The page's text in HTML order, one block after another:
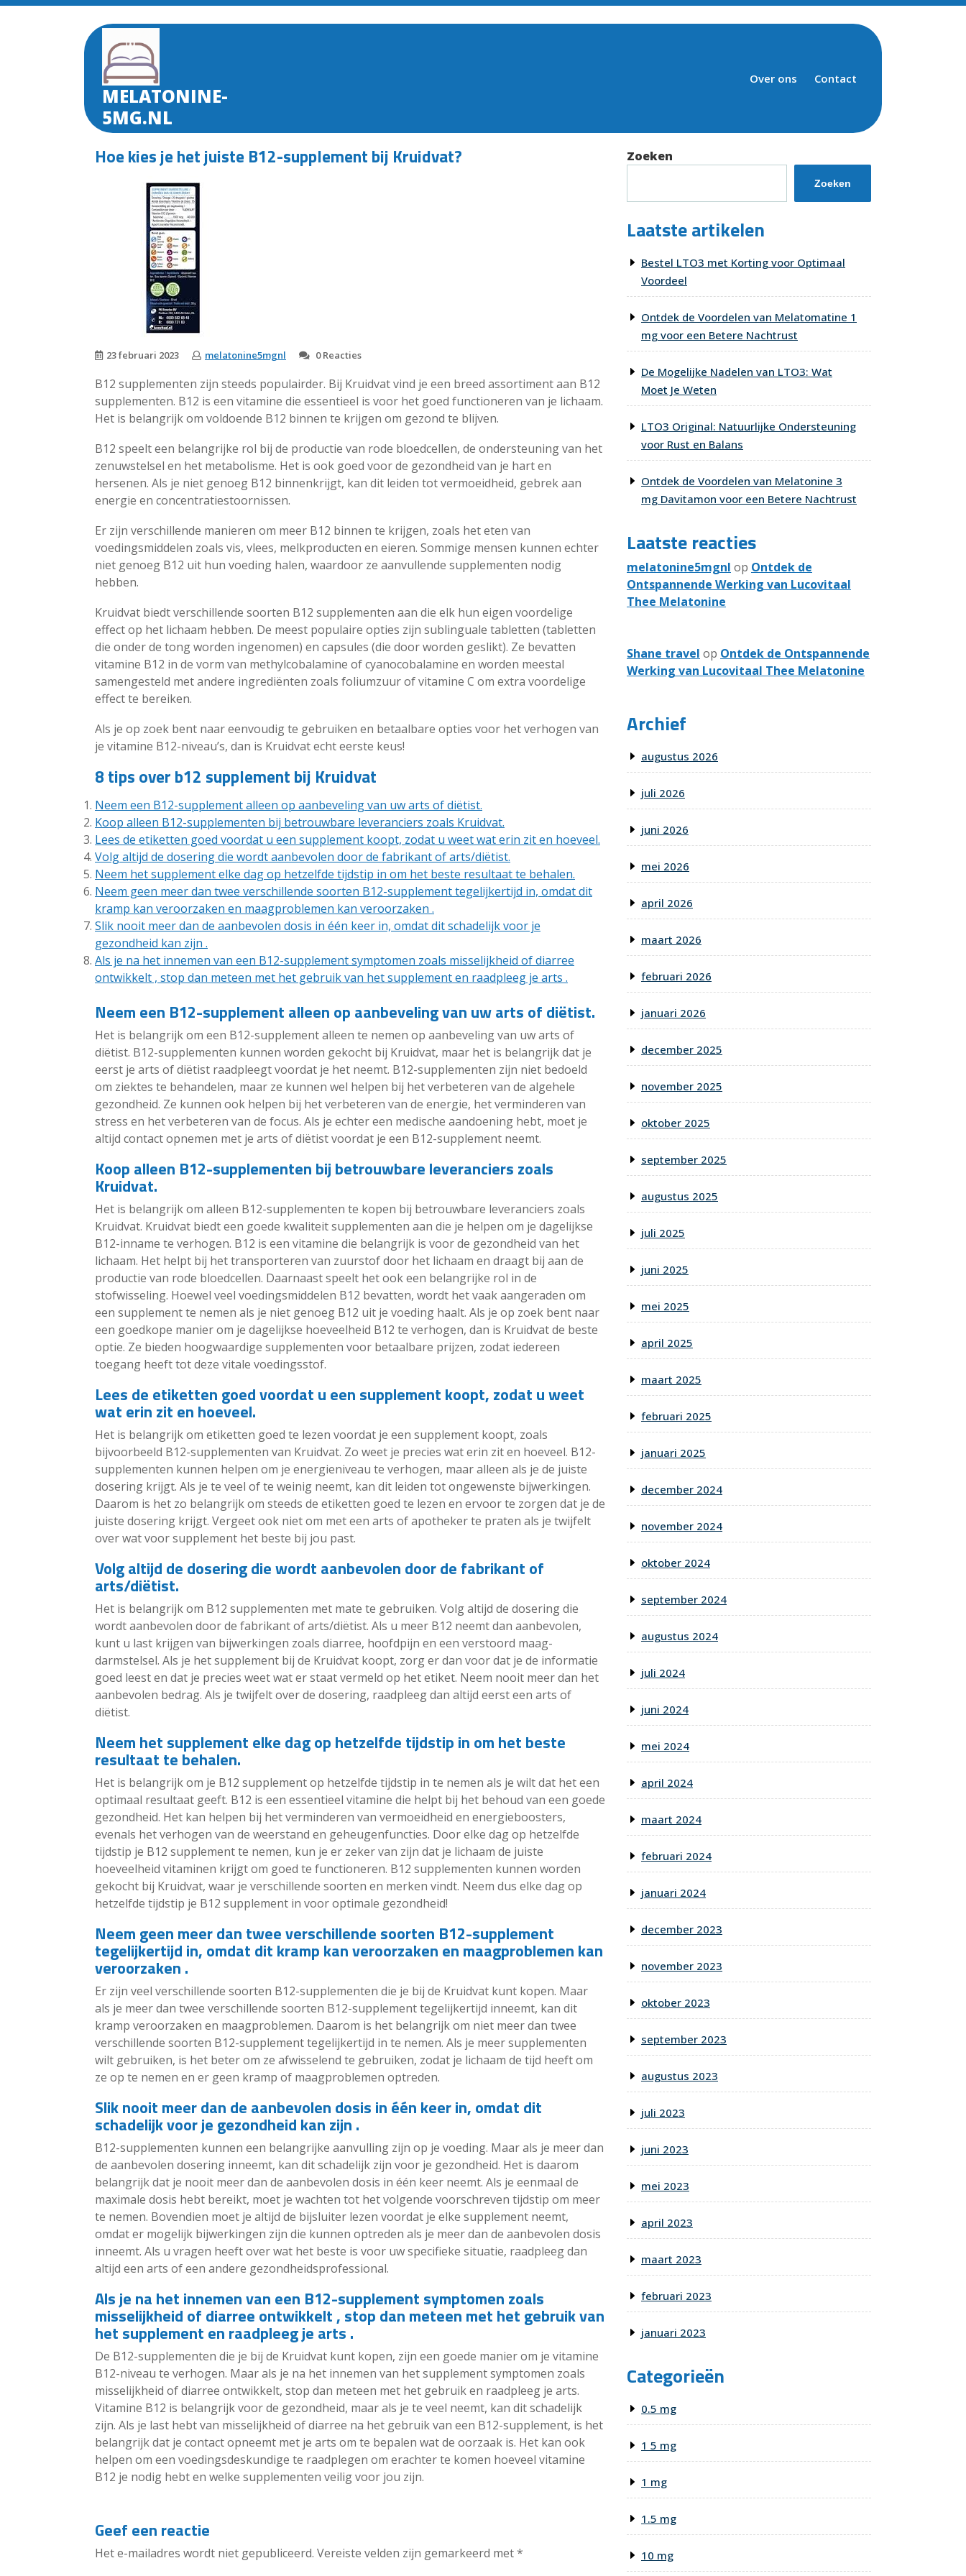
Skip
MELATONINE-
5MG.NL
Over ons Contact
Hoe kies je het juiste B12-supplement bij Kruidvat?
23 februari 2023 melatonine5mgnl 0 Reacties
B12 supplementen zijn steeds populairder. Bij Kruidvat vind je een breed assortiment aan B12
supplementen. B12 is een vitamine die essentieel is voor het goed functioneren van je lichaam.
Het is belangrijk om voldoende B12 binnen te krijgen om gezond te blijven.
B12 speelt een belangrijke rol bij de productie van rode bloedcellen, de ondersteuning van het
zenuwstelsel en het metabolisme. Het is ook goed voor de gezondheid van je hart en
hersenen. Als je niet genoeg B12 binnenkrijgt, kan dit leiden tot vermoeidheid, gebrek aan
energie en concentratiestoornissen.
Er zijn verschillende manieren om meer B12 binnen te krijgen, zoals het eten van
voedingsmiddelen zoals vis, vlees, melkproducten en eieren. Sommige mensen kunnen echter
niet genoeg B12 uit hun voeding halen, waardoor ze aanvullende supplementen nodig
hebben.
Kruidvat biedt verschillende soorten B12 supplementen aan die elk hun eigen voordelige
effect op het lichaam hebben. De meest populaire opties zijn sublinguale tabletten (tabletten
die onder de tong worden ingenomen) en capsules (die door worden geslikt). Ze bevatten
vitamine B12 in de vorm van methylcobalamine of cyanocobalamine en worden meestal
samengesteld met andere ingrediënten zoals foliumzuur of vitamine C om extra voordelige
effect te bereiken.
Als je op zoek bent naar eenvoudig te gebruiken en betaalbare opties voor het verhogen van
je vitamine B12-niveau’s, dan is Kruidvat echt eerste keus!
8 tips over b12 supplement bij Kruidvat
Neem een B12-supplement alleen op aanbeveling van uw arts of diëtist.
Koop alleen B12-supplementen bij betrouwbare leveranciers zoals Kruidvat.
Lees de etiketten goed voordat u een supplement koopt, zodat u weet wat erin zit en hoeveel.
Volg altijd de dosering die wordt aanbevolen door de fabrikant of arts/diëtist.
Neem het supplement elke dag op hetzelfde tijdstip in om het beste resultaat te behalen.
Neem geen meer dan twee verschillende soorten B12-supplement tegelijkertijd in, omdat dit
kramp kan veroorzaken en maagproblemen kan veroorzaken .
Slik nooit meer dan de aanbevolen dosis in één keer in, omdat dit schadelijk voor je
gezondheid kan zijn .
Als je na het innemen van een B12-supplement symptomen zoals misselijkheid of diarree
ontwikkelt , stop dan meteen met het gebruik van het supplement en raadpleeg je arts .
Neem een B12-supplement alleen op aanbeveling van uw arts of diëtist.
Het is belangrijk om een B12-supplement alleen te nemen op aanbeveling van uw arts of
diëtist. B12-supplementen kunnen worden gekocht bij Kruidvat, maar het is belangrijk dat je
eerst je arts of diëtist raadpleegt voordat je het neemt. B12-supplementen zijn niet bedoeld
om ziektes te behandelen, maar ze kunnen wel helpen bij het verbeteren van de algehele
gezondheid. Ze kunnen ook helpen bij het verbeteren van de energie, het verminderen van
stress en het verbeteren van de focus. Als je echter een medische aandoening hebt, moet je
altijd contact opnemen met je arts of diëtist voordat je een B12-supplement neemt.
Koop alleen B12-supplementen bij betrouwbare leveranciers zoals
Kruidvat.
Het is belangrijk om alleen B12-supplementen te kopen bij betrouwbare leveranciers zoals
Kruidvat. Kruidvat biedt een goede kwaliteit supplementen aan die je helpen om je dagelijkse
B12-inname te verhogen. B12 is een vitamine die belangrijk is voor de gezondheid van het
lichaam. Het helpt bij het transporteren van zuurstof door het lichaam en draagt bij aan de
productie van rode bloedcellen. Daarnaast speelt het ook een belangrijke rol in de
stofwisseling. Hoewel veel voedingsmiddelen B12 bevatten, wordt het vaak aangeraden om
een supplement te nemen als je niet genoeg B12 uit je voeding haalt. Als je op zoek bent naar
een goedkope manier om je dagelijkse hoeveelheid B12 te verhogen, dan is Kruidvat de beste
optie. Ze bieden hoogwaardige supplementen voor betaalbare prijzen, zodat iedereen
toegang heeft tot deze vitale voedingsstof.
Lees de etiketten goed voordat u een supplement koopt, zodat u weet
wat erin zit en hoeveel.
Het is belangrijk om etiketten goed te lezen voordat je een supplement koopt, zoals
bijvoorbeeld B12-supplementen van Kruidvat. Zo weet je precies wat erin zit en hoeveel. B12-
supplementen kunnen helpen om je energieniveau te verhogen, maar alleen als je de juiste
dosering krijgt. Als je te veel of te weinig neemt, kan dit leiden tot ongewenste bijwerkingen.
Daarom is het zo belangrijk om steeds de etiketten goed te lezen en ervoor te zorgen dat je de
juiste dosering krijgt. Vergeet ook niet om met een arts of apotheker te praten als je twijfelt
over wat voor supplement het beste bij jou past.
Volg altijd de dosering die wordt aanbevolen door de fabrikant of
arts/diëtist.
Het is belangrijk om B12 supplementen met mate te gebruiken. Volg altijd de dosering die
wordt aanbevolen door de fabrikant of arts/diëtist. Als u meer B12 neemt dan aanbevolen,
kunt u last krijgen van bijwerkingen zoals diarree, hoofdpijn en een verstoord maag-
darmstelsel. Als je het supplement bij de Kruidvat koopt, zorg er dan voor dat je de informatie
goed leest en dat je precies weet wat er staat vermeld op het etiket. Neem nooit meer dan het
aanbevolen bedrag. Als je twijfelt over de dosering, raadpleeg dan altijd eerst een arts of
diëtist.
Neem het supplement elke dag op hetzelfde tijdstip in om het beste
resultaat te behalen.
Het is belangrijk om je B12 supplement op hetzelfde tijdstip in te nemen als je wilt dat het een
optimaal resultaat geeft. B12 is een essentieel vitamine die helpt bij het behoud van een goede
gezondheid. Het kan helpen bij het verminderen van vermoeidheid en energieboosters,
evenals het verhogen van de weerstand en geheugenfuncties. Door elke dag op hetzelfde
tijdstip je B12 supplement te nemen, kun je er zeker van zijn dat je lichaam de juiste
hoeveelheid vitaminen krijgt om goed te functioneren. B12 supplementen kunnen worden
gekocht bij Kruidvat, waar je verschillende soorten en merken vindt. Neem dus elke dag op
hetzelfde tijdstip je B12 supplement in voor optimale gezondheid!
Neem geen meer dan twee verschillende soorten B12-supplement
tegelijkertijd in, omdat dit kramp kan veroorzaken en maagproblemen kan
veroorzaken .
Er zijn veel verschillende soorten B12-supplementen die je bij de Kruidvat kunt kopen. Maar
als je meer dan twee verschillende soorten B12-supplement tegelijkertijd inneemt, kan dit
kramp veroorzaken en maagproblemen. Daarom is het belangrijk om niet meer dan twee
verschillende soorten B12-supplement tegelijkertijd in te nemen. Als je meer supplementen
wilt gebruiken, is het beter om ze afwisselend te gebruiken, zodat je lichaam de tijd heeft om
ze op te nemen en er geen kramp of maagproblemen optreden.
Slik nooit meer dan de aanbevolen dosis in één keer in, omdat dit
schadelijk voor je gezondheid kan zijn .
B12-supplementen kunnen een belangrijke aanvulling zijn op je voeding. Maar als je meer dan
de aanbevolen dosering inneemt, kan dit schadelijk zijn voor je gezondheid. Het is daarom
belangrijk dat je nooit meer dan de aanbevolen dosis in één keer neemt. Als je eenmaal de
maximale dosis hebt bereikt, moet je wachten tot het volgende voorschreven tijdstip om meer
te nemen. Bovendien moet je altijd de bijsluiter lezen voordat je elke supplement neemt,
omdat er mogelijk bijwerkingen zijn die kunnen optreden als je meer dan de aanbevolen dosis
inneemt. Als u vragen heeft over wat het beste is voor uw specifieke situatie, raadpleeg dan
altijd een arts of een andere gezondheidsprofessional.
Als je na het innemen van een B12-supplement symptomen zoals
misselijkheid of diarree ontwikkelt , stop dan meteen met het gebruik van
het supplement en raadpleeg je arts .
De B12-supplementen die je bij de Kruidvat kunt kopen, zijn een goede manier om je vitamine
B12-niveau te verhogen. Maar als je na het innemen van het supplement symptomen zoals
misselijkheid of diarree ontwikkelt, stop dan meteen met het gebruik en raadpleeg je arts.
Vitamine B12 is belangrijk voor de gezondheid, maar als je te veel neemt, kan dit schadelijk
zijn. Als je last hebt van misselijkheid of diarree na het gebruik van een B12-supplement, is het
belangrijk dat je contact opneemt met je arts om te bepalen wat de oorzaak is. Het kan ook
helpen om een voedingsdeskundige te raadplegen om erachter te komen hoeveel vitamine
B12 je nodig hebt en welke supplementen veilig voor jou zijn.
Geef een reactie
Het e-mailadres wordt niet gepubliceerd. Vereiste velden zijn gemarkeerd met*
Zoeken
Zoeken
Laatste artikelen
Bestel LTO3 met Korting voor Optimaal
Voordeel
Ontdek de Voordelen van Melatomatine 1
mg voor een Betere Nachtrust
De Mogelijke Nadelen van LTO3: Wat
Moet Je Weten
LTO3 Original: Natuurlijke Ondersteuning
voor Rust en Balans
Ontdek de Voordelen van Melatonine 3
mg Davitamon voor een Betere Nachtrust
Laatste reacties
melatonine5mgnl op Ontdek de
Ontspannende Werking van Lucovitaal
Thee Melatonine
Shane travel op Ontdek de Ontspannende
Werking van Lucovitaal Thee Melatonine
Archief
augustus 2026
juli 2026
juni 2026
mei 2026
april 2026
maart 2026
februari 2026
januari 2026
december 2025
november 2025
oktober 2025
september 2025
augustus 2025
juli 2025
juni 2025
mei 2025
april 2025
maart 2025
februari 2025
januari 2025
december 2024
november 2024
oktober 2024
september 2024
augustus 2024
juli 2024
juni 2024
mei 2024
april 2024
maart 2024
februari 2024
januari 2024
december 2023
november 2023
oktober 2023
september 2023
augustus 2023
juli 2023
juni 2023
mei 2023
april 2023
maart 2023
februari 2023
januari 2023
Categorieën
0.5 mg
1 5 mg
1 mg
1.5 mg
10 mg